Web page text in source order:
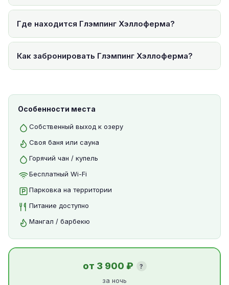
Где находится Глэмпинг Хэллоферма?
Как забронировать Глэмпинг Хэллоферма?
Особенности места
Собственный выход к озеру
Своя баня или сауна
Горячий чан / купель
Бесплатный Wi-Fi
Парковка на территории
Питание доступно
Мангал / барбекю
от 3 900 ₽
?
за ночь